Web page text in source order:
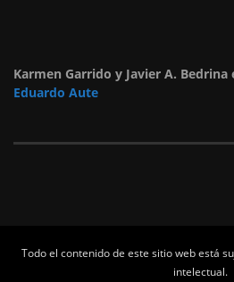
Karmen Garrido y Javier A.
Eduardo Aute
Todo el contenido de este sitio web está
intelectual.